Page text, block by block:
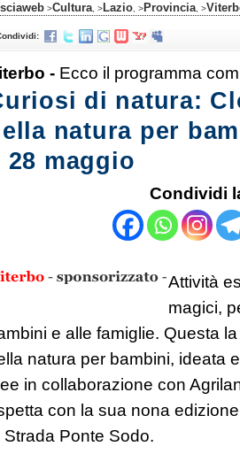
>Cultura , >Lazio , >Provincia , >
- Ecco il programma
di natura:
natura per
28 maggio
Condividi
Attività
magici,
e alle famiglie. Questa
natura per bambini, ideata
in collaborazione con
con la sua nona
Strada Ponte Sodo.